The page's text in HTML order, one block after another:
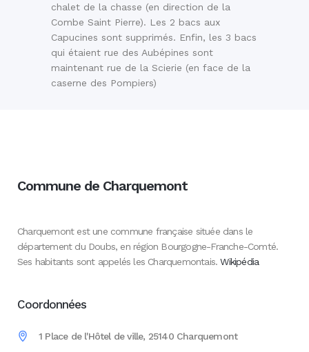
chalet de la chasse (en direction de la
Combe Saint Pierre). Les 2 bacs aux
Capucines sont supprimés. Enfin, les 3 bacs
qui étaient rue des Aubépines sont
maintenant rue de la Scierie (en face de la
caserne des Pompiers)
Commune de Charquemont
Charquemont est une commune française située dans le
département du Doubs, en région Bourgogne-Franche-Comté.
Ses habitants sont appelés les Charquemontais.Wikipédia
Coordonnées
1 Place de l'Hôtel de ville, 25140 Charquemont